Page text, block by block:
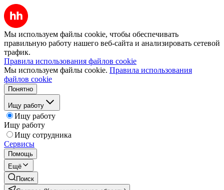
Мы используем файлы cookie, чтобы обеспечивать
правильную работу нашего веб-сайта и анализировать сетевой
трафик.
Правила использования файлов cookie
Мы используем файлы cookie. Правила использования
файлов cookie
Понятно
Ищу работу
Ищу работу
Ищу работу
Ищу сотрудника
Сервисы
Помощь
Ещё
Поиск